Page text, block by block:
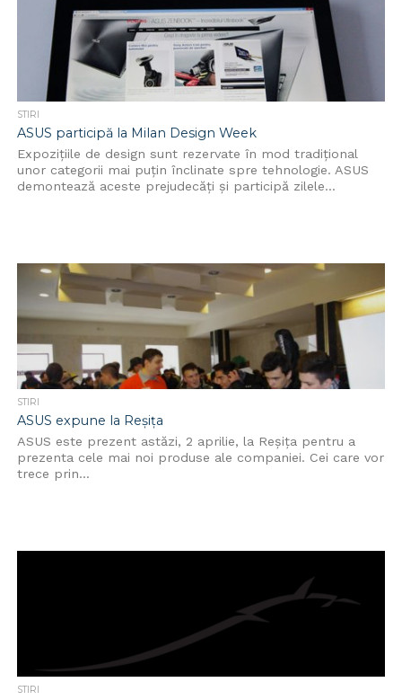
STIRI
ASUS participă la Milan Design Week
Expozițiile de design sunt rezervate în mod tradițional
unor categorii mai puțin înclinate spre tehnologie. ASUS
demontează aceste prejudecăți și participă zilele...
STIRI
ASUS expune la Reșița
ASUS este prezent astăzi, 2 aprilie, la Reșița pentru a
prezenta cele mai noi produse ale companiei. Cei care vor
trece prin...
STIRI